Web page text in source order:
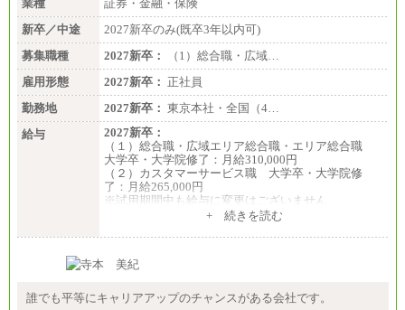
業種
証券・金融・保険
新卒／中途
2027新卒のみ(既卒3年以内可)
募集職種
2027新卒：
（1）総合職・広域…
雇用形態
2027新卒： 正社員
勤務地
2027新卒： 東京本社・全国（4…
給与
2027新卒：
（１）総合職・広域エリア総合職・エリア総合職
大学卒・大学院修了：月給310,000円
（２）カスタマーサービス職 大学卒・大学院修
了：月給265,000円
※試用期間中も給与に変更はございません
+ 続きを読む
誰でも平等にキャリアアップのチャンスがある会社です。